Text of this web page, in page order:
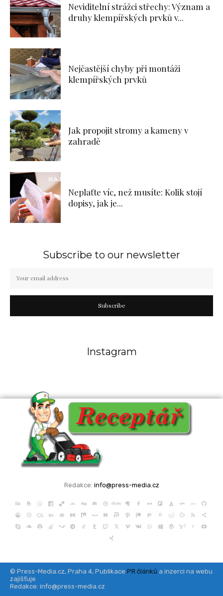
Neviditelní strážci střechy: Význam a
druhy klempířských prvků v...
Nejčastější chyby při montáži
klempířských prvků
Jak propojit stromy a kameny v
zahradě
Neplaťte víc, než musíte: Kolik stojí
dopisy, jak je...
Subscribe to our newsletter
Subscribe
Instagram
Redakce: info@press-media.cz
© Press-Media.cz, Praha 4, Publikace PR článků a inzerci na webu
zajišťuje
Redakce: info@press-media.cz